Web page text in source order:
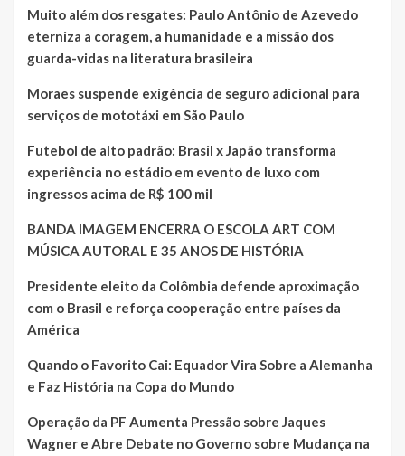
Muito além dos resgates: Paulo Antônio de Azevedo
eterniza a coragem, a humanidade e a missão dos
guarda-vidas na literatura brasileira
Moraes suspende exigência de seguro adicional para
serviços de mototáxi em São Paulo
Futebol de alto padrão: Brasil x Japão transforma
experiência no estádio em evento de luxo com
ingressos acima de R$ 100 mil
BANDA IMAGEM ENCERRA O ESCOLA ART COM
MÚSICA AUTORAL E 35 ANOS DE HISTÓRIA
Presidente eleito da Colômbia defende aproximação
com o Brasil e reforça cooperação entre países da
América
Quando o Favorito Cai: Equador Vira Sobre a Alemanha
e Faz História na Copa do Mundo
Operação da PF Aumenta Pressão sobre Jaques
Wagner e Abre Debate no Governo sobre Mudança na